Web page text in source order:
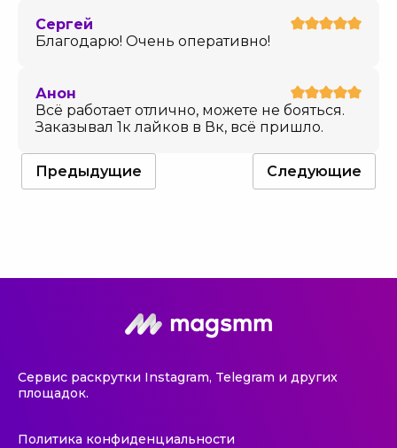
Сергей
Благодарю! Очень оперативно!
Анон
Всё работает отлично, можете не бояться.
Заказывал 1к лайков в Вк, всё пришло.
Предыдущие Следующие
Сервис раскрутки Instagram, Telegram и других
площадок.
Политика конфиденциальности